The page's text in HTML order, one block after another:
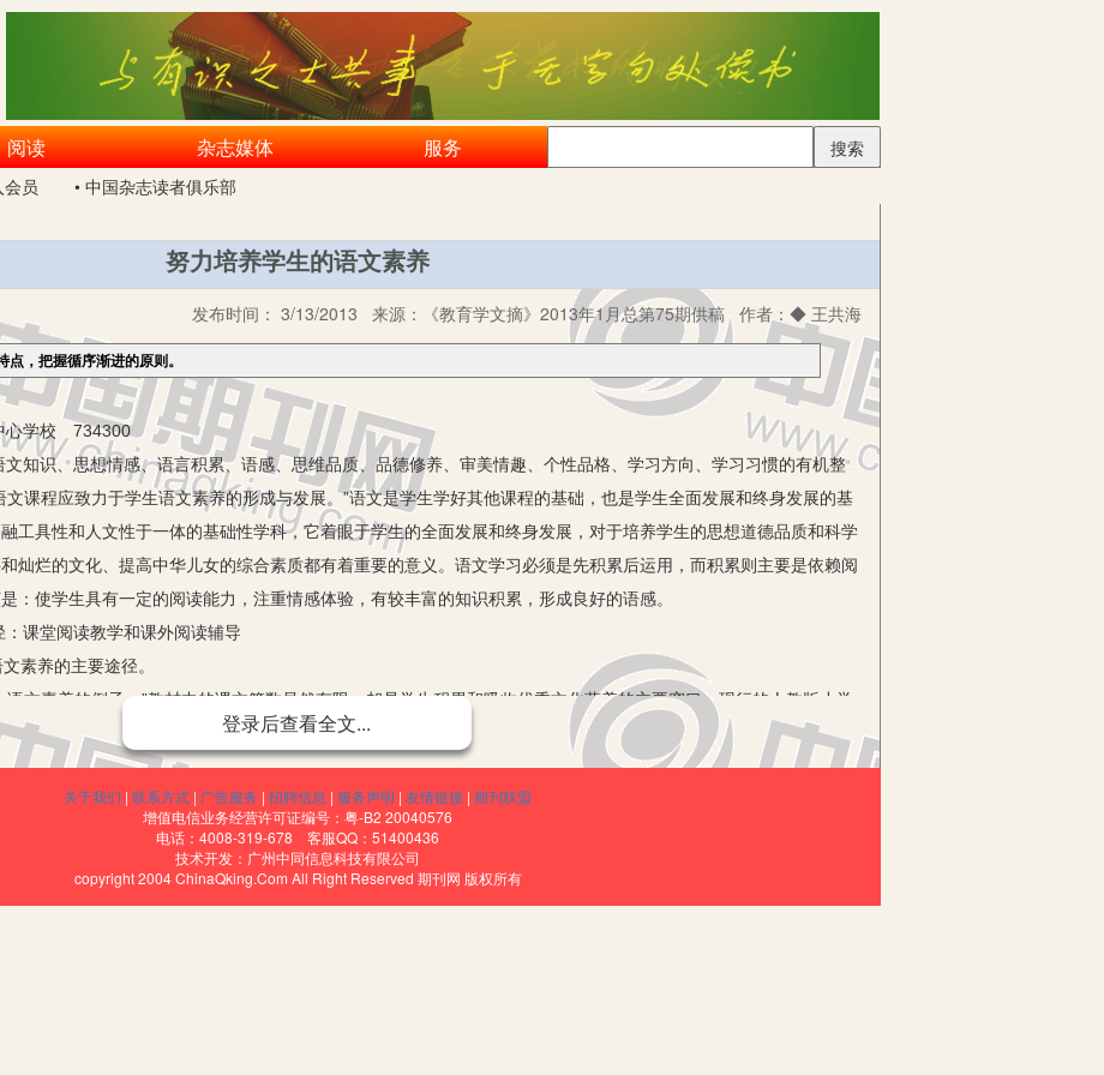
阅读 杂志媒体 服务
搜索
会员 • 中国杂志读者俱乐部
努力培养学生的语文素养
发布时间： 3/13/2013 来源： 《教育学文摘》2013年1月总第75期供稿 作者： ◆ 王共海
，把握循序渐进的原则。
心学校 734300
知识、思想情感、语言积累、语感、思维品质、品德修养、审美情趣、个性品格、学习方向、学习习惯的有机整
课程应致力于学生语文素养的形成与发展。”语文是学生学好其他课程的基础，也是学生全面发展和终身发展的基
工具性和人文性于一体的基础性学科，它着眼于学生的全面发展和终身发展，对于培养学生的思想道德品质和科学
灿烂的文化、提高中华儿女的综合素质都有着重要的意义。语文学习必须是先积累后运用，而积累则主要是依赖阅
：使学生具有一定的阅读能力，注重情感体验，有较丰富的知识积累，形成良好的语感。
课堂阅读教学和课外阅读辅导
素养的主要途径。
文素养的例子。”教材中的课文篇数虽然有限，却是学生积累和吸收优秀文化营养的主要窗口。现行的人教版小学
篇佳作，文质兼美，属于经典作品，有一定的蕴涵和深度，经得起吟咏和品味；教材中还有一些极具时代特点和现
受现代文明的熏陶。在阅读教学中，我们凭借它可以对学生渗透思想教育；凭借它可以向学生传授语文知识，进行
阅读技能；凭借它可以培养学生良好的语感；凭借它可以训练学生的创造性思维。总之，上好课堂阅读教学是提高
小学生语文素养的重要保证。
登录后查看全文...
关于我们 | 联系方式 | 广告服务 | 招聘信息 | 服务声明 | 友情链接 | 期刊联盟
增值电信业务经营许可证编号：粤-B2 20040576
电话：4008-319-678 客服QQ：51400436
技术开发：广州中同信息科技有限公司
copyright 2004 ChinaQking.Com All Right Reserved 期刊网 版权所有